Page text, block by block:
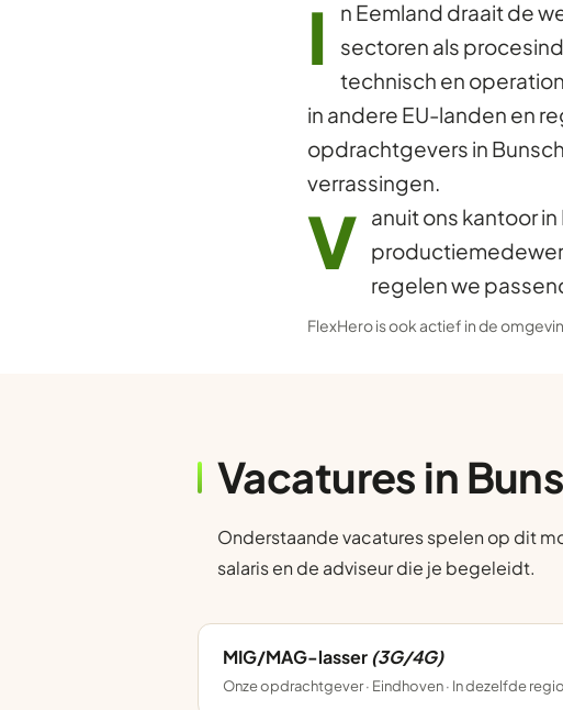
I n Eemland draait de
sectoren als
technisch en
in andere EU-landen en
opdrachtgevers in
verrassingen.
V anuit ons kantoor
regelen we
FlexHero is ook actief in de
Vacatures in
Onderstaande vacatures spelen op dit
salaris en de adviseur die je begeleidt.
MIG/MAG-lasser(3G/4G)
Onze opdrachtgever · Eindhoven · In dezelfde regio